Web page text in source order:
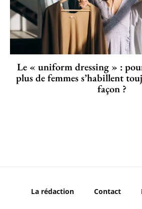
Le « uniform dressing » :
plus de femmes s’habillent
façon ?
La rédaction Contact